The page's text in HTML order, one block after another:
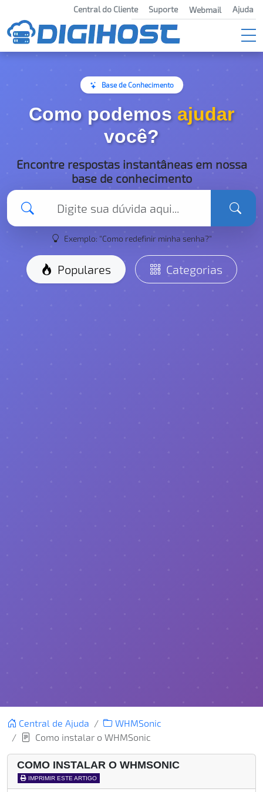
Central do Cliente Suporte Webmail Ajuda
Base de Conhecimento
Como podemos ajudar
você?
Encontre respostas instantâneas em nossa
base de conhecimento
Exemplo: "Como redefinir minha senha?"
Populares Categorias
Central de Ajuda
WHMSonic
Como instalar o WHMSonic
COMO INSTALAR O WHMSONIC
IMPRIMIR ESTE ARTIGO